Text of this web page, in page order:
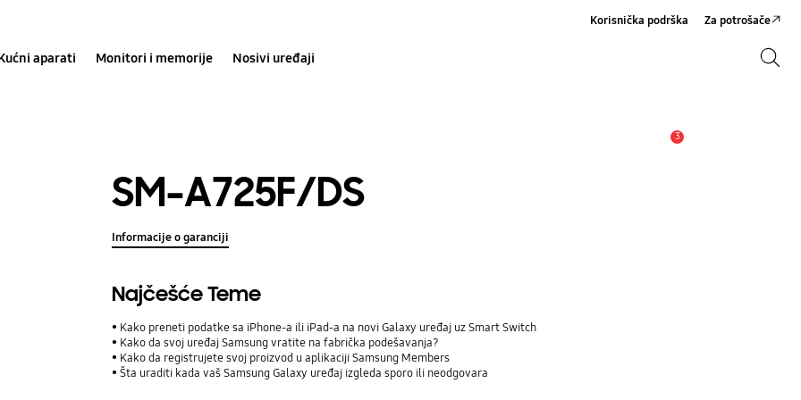
aparati Monitori i memorije Nosivi uređaji
Korisnička podrška Za potrošače
3
SM-A725F/DS
Informacije o garanciji
Najčešće Teme
Kako preneti podatke sa iPhone-a ili iPad-a na novi Galaxy uređaj uz Smart Switch
Kako da svoj uređaj Samsung vratite na fabrička podešavanja?
Kako da registrujete svoj proizvod u aplikaciji Samsung Members
Šta uraditi kada vaš Samsung Galaxy uređaj izgleda sporo ili neodgovara